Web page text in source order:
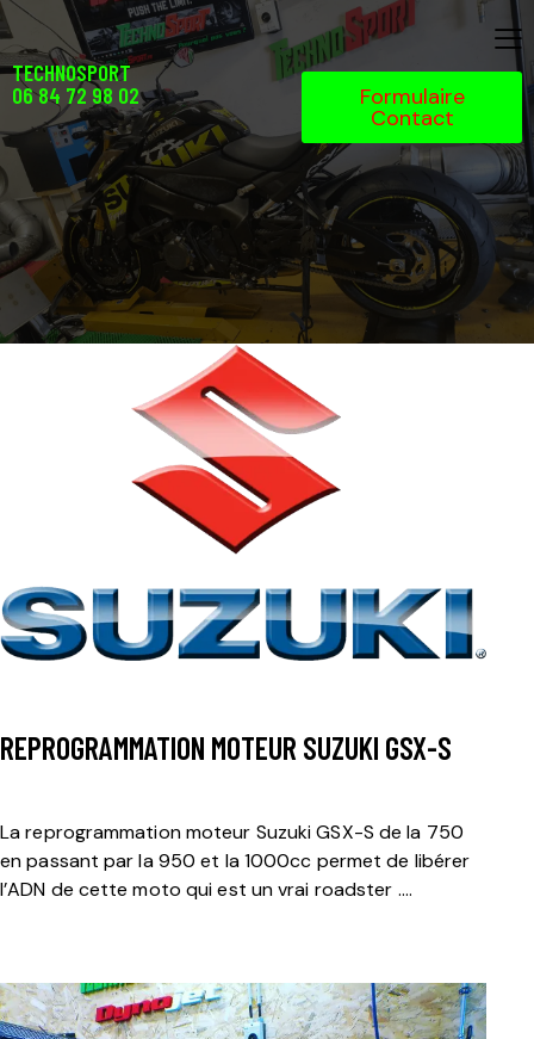
TECHNOSPORT
06 84 72 98 02
Formulaire
Contact
REPROGRAMMATION MOTEUR SUZUKI GSX-S
La reprogrammation moteur Suzuki GSX-S de la 750
en passant par la 950 et la 1000cc permet de libérer
l’ADN de cette moto qui est un vrai roadster ….